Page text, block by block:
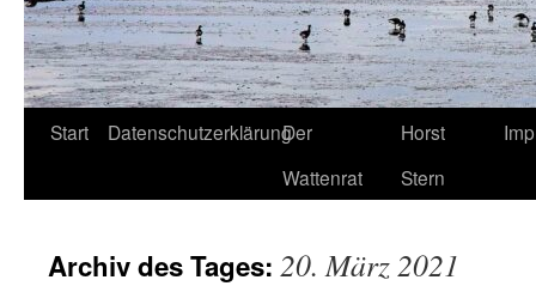
Start DatenschutzerklärungDer
Wattenrat
Horst
Stern
Archiv des Tages: 20. März 2021